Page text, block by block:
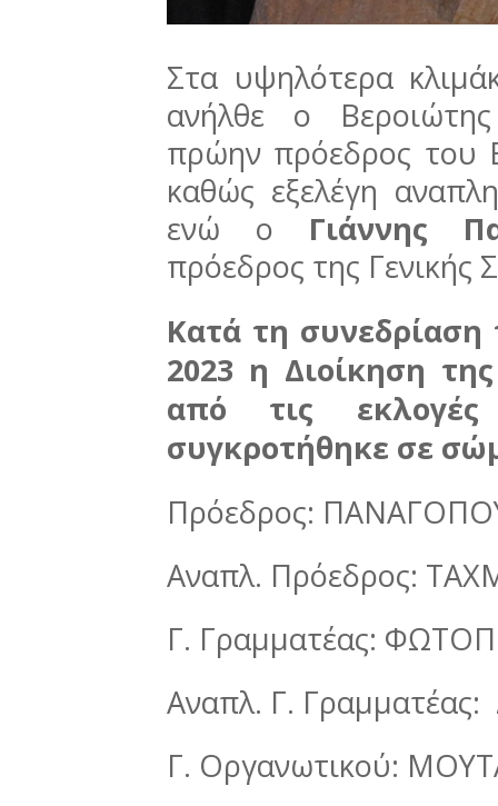
Στα υψηλότερα
ανήλθε ο
πρώην πρόεδρος του
καθώς εξελέγη
ενώ ο Γιάννης
πρόεδρος της Γενικής
Κατά τη συνεδρίαση
2023 η Διοίκηση
από τις
συγκροτήθηκε σε
Πρόεδρος:
Αναπλ. Πρόεδρος:
Γ. Γραμματέας:
Αναπλ. Γ.
Γ. Οργανωτικού: